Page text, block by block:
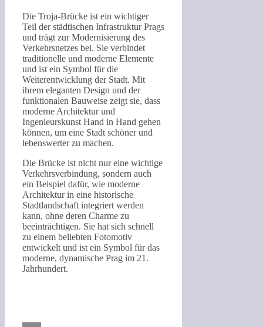
Die Troja-Brücke ist ein wichtiger
Teil der städtischen Infrastruktur Prags
und trägt zur Modernisierung des
Verkehrsnetzes bei. Sie verbindet
traditionelle und moderne Elemente
und ist ein Symbol für die
Weiterentwicklung der Stadt. Mit
ihrem eleganten Design und der
funktionalen Bauweise zeigt sie, dass
moderne Architektur und
Ingenieurskunst Hand in Hand gehen
können, um eine Stadt schöner und
lebenswerter zu machen.
Die Brücke ist nicht nur eine wichtige
Verkehrsverbindung, sondern auch
ein Beispiel dafür, wie moderne
Architektur in eine historische
Stadtlandschaft integriert werden
kann, ohne deren Charme zu
beeinträchtigen. Sie hat sich schnell
zu einem beliebten Fotomotiv
entwickelt und ist ein Symbol für das
moderne, dynamische Prag im 21.
Jahrhundert.